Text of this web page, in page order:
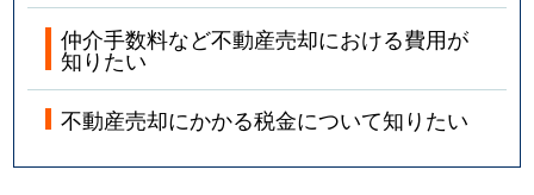
森の里
360万円
牛久
森の里
800万円
牛久
仲介手数料など不動産売却における費用が
知りたい
不動産売却にかかる税金について知りたい